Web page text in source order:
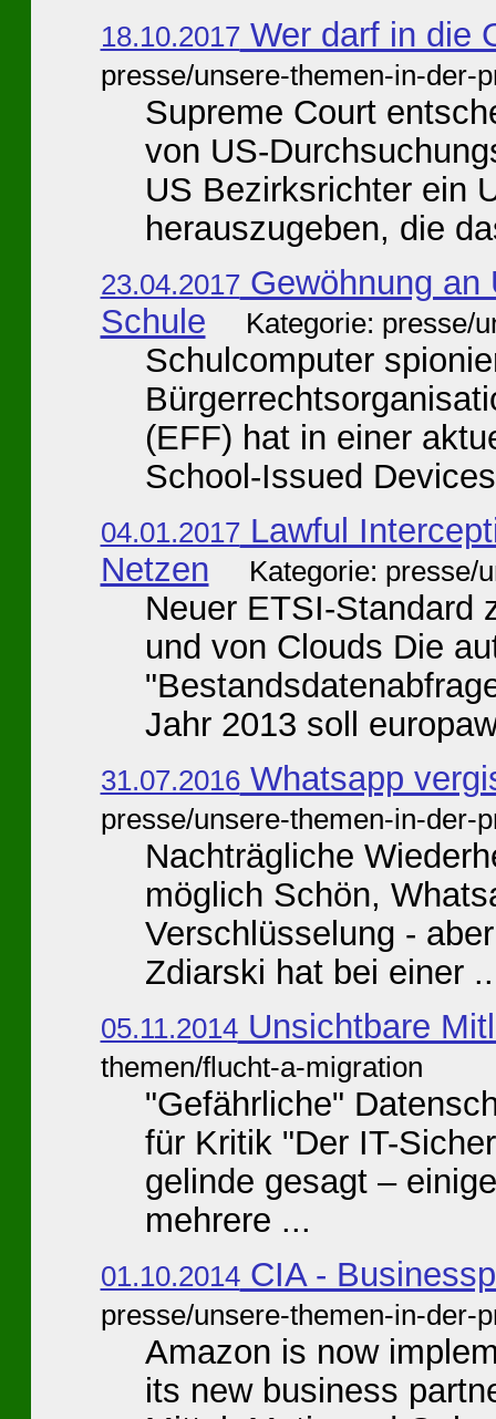
18.10.2017Wer darf in die
presse/unsere-themen-in-der-
Supreme Court
von US-
US Bezirksrichter ein
herauszugeben, die
23.04.2017Gewöhnung an
Schule
Kategorie: presse/
Schulcomputer
(EFF) hat in einer
School-Issued
04.01.2017Lawful
Netzen
Kategorie: presse/
Neuer ETSI-Standard
und von Clouds Die
Jahr 2013 soll
31.07.2016Whatsapp
presse/unsere-themen-in-der-
Nachträgliche
möglich Schön,
Verschlüsselung -
Zdiarski hat bei einer
05.11.2014Unsichtbare
themen/flucht-a-migration
"Gefährliche"
für Kritik "Der IT-
gelinde gesagt –
mehrere ...
01.10.2014CIA -
presse/unsere-themen-in-der-
Amazon is now
its new business